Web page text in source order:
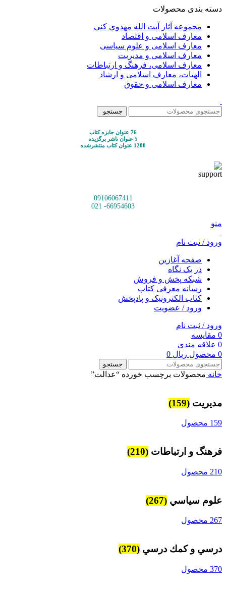
دسته بندی محصولات
مجموعه آثار آيت الله مهدوي كني
معارف اسلامی و اقتصاد
معارف اسلامی و علوم سیاسی
معارف اسلامی و مدیریت
معارف اسلامی، فرهنگ و ارتباطات
الهیات، معارف اسلامی و ارشاد
معارف اسلامی و حقوق
جستجو
76 عنوان جایزه کتاب
5 عنوان ناشر برگزیده
1200 عنوان کتاب منتشرشده
09106067411
66954603- 021
منو
ورود / ثبت نام
صفحه آغازین
در یک نگاه
شبکه پخش و فروش
رسانه معرفی کتاب
کتاب الکترونیک و پادپخش
ورود / عضویت
ورود / ثبت نام
0 مقایسه
0 علاقه مندی
0 محصول ریال
جستجو
خانه محصولات برچسب خورده “عدالت”
مديريت (159)
159 محصول
فرهنگ و ارتباطات (210)
210 محصول
علوم سياسي (267)
267 محصول
درسي و كمك درسي (370)
370 محصول